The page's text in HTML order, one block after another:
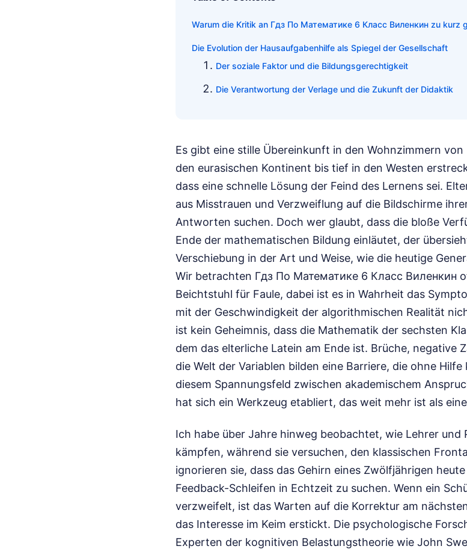
Warum die Kritik an Гдз По Математике 6 Класс Виленкин zu kurz
Die Evolution der Hausaufgabenhilfe als Spiegel der Gesellschaft
Der soziale Faktor und die Bildungsgerechtigkeit
Die Verantwortung der Verlage und die Zukunft der Didaktik
Es gibt eine stille Übereinkunft in den Wohnzimmern
den eurasischen Kontinent bis tief in den Westen
dass eine schnelle Lösung der Feind des Lernens sei.
aus Misstrauen und Verzweiflung auf die Bildschirme
Antworten suchen. Doch wer glaubt, dass die bloße
Ende der mathematischen Bildung einläutet, der
Verschiebung in der Art und Weise, wie die heutige
Wir betrachten Гдз По Математике 6 Класс Виленкин
Beichtstuhl für Faule, dabei ist es in Wahrheit das
mit der Geschwindigkeit der algorithmischen Realität
ist kein Geheimnis, dass die Mathematik der sechsten
dem das elterliche Latein am Ende ist. Brüche, negative
die Welt der Variablen bilden eine Barriere, die ohne
diesem Spannungsfeld zwischen akademischem
hat sich ein Werkzeug etabliert, das weit mehr ist als
Ich habe über Jahre hinweg beobachtet, wie Lehrer und
kämpfen, während sie versuchen, den klassischen
ignorieren sie, dass das Gehirn eines Zwölfjährigen
Feedback-Schleifen in Echtzeit zu suchen. Wenn ein
verzweifelt, ist das Warten auf die Korrektur am
das Interesse im Keim erstickt. Die psychologische
Experten der kognitiven Belastungstheorie wie John